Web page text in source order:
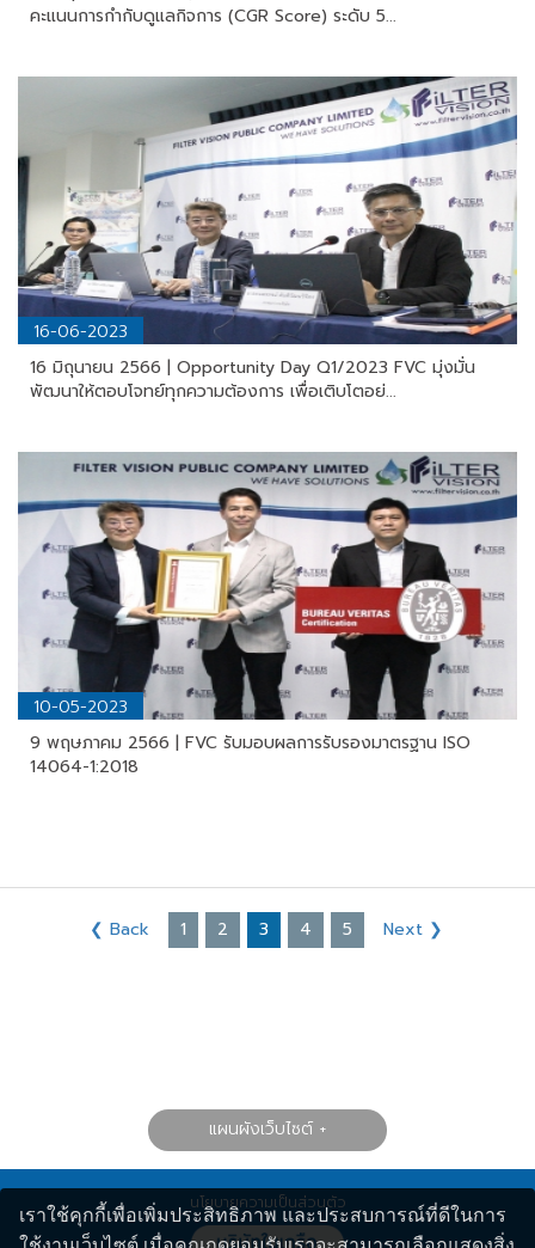
คะแนนการกำกับดูแลกิจการ (CGR Score) ระดับ 5...
16-06-2023
16 มิถุนายน 2566 | Opportunity Day Q1/2023 FVC มุ่งมั่น
พัฒนาให้ตอบโจทย์ทุกความต้องการ เพื่อเติบโตอย่...
10-05-2023
9 พฤษภาคม 2566 | FVC รับมอบผลการรับรองมาตรฐาน ISO
14064-1:2018
❮ Back 1 2 3 4 5 Next ❯
แผนผังเว็บไซต์
นโยบายความเป็นส่วนตัว
เราใช้คุกกี้เพื่อเพิ่มประสิทธิภาพ และประสบการณ์ที่ดีในการ